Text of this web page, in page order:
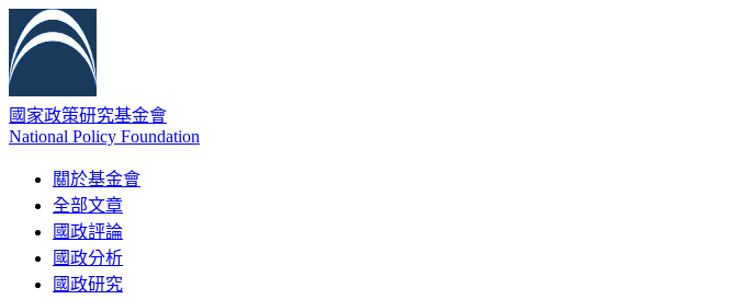
國家政策研究基金會
National Policy Foundation
關於基金會
全部文章
國政評論
國政分析
國政研究